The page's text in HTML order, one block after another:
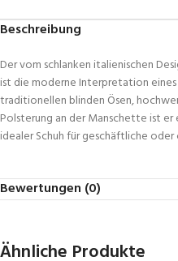
Beschreibung
Der vom schlanken italienischen
ist die moderne Interpretation
traditionellen blinden Ösen,
Polsterung an der Manschette ist
idealer Schuh für geschäftliche oder
Bewertungen (0)
Ähnliche Produkte